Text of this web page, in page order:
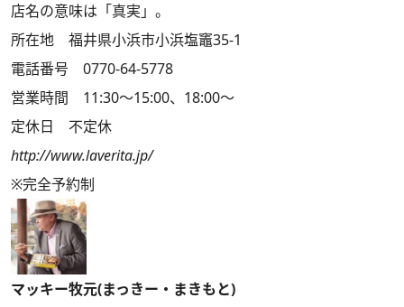
店名の意味は「真実」。
所在地 福井県小浜市小浜塩竈35-1
電話番号 0770-64-5778
営業時間 11:30～15:00、18:00～
定休日 不定休
http://www.laverita.jp/
※完全予約制
マッキー牧元(まっきー・まきもと)